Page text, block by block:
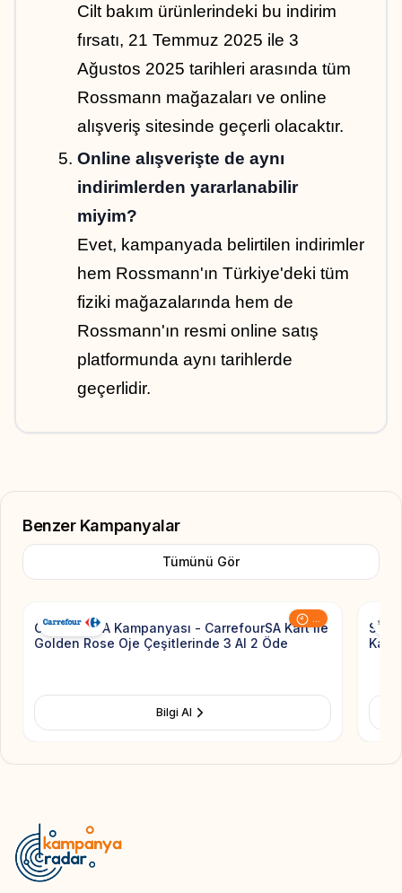
Cilt bakım ürünlerindeki bu indirim
fırsatı, 21 Temmuz 2025 ile 3
Ağustos 2025 tarihleri arasında tüm
Rossmann mağazaları ve online
alışveriş sitesinde geçerli olacaktır.
Online alışverişte de aynı
indirimlerden yararlanabilir
miyim?
Evet, kampanyada belirtilen indirimler
hem Rossmann'ın Türkiye'deki tüm
fiziki mağazalarında hem de
Rossmann'ın resmi online satış
platformunda aynı tarihlerde
geçerlidir.
Benzer Kampanyalar
Tümünü Gör
Add to
CarrefourSA Kampanyası - CarrefourSA Kart ile
Golden Rose Oje Çeşitlerinde 3 Al 2 Öde
Bilgi Al